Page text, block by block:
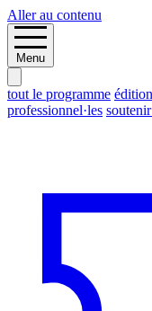
Aller au contenu
Menu
tout le programme
professionnel·les